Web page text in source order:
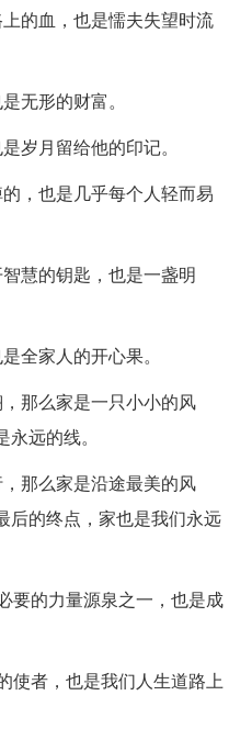
的血，也是懦夫失望时流
无形的财富。
岁月留给他的印记。
，也是几乎每个人轻而易
慧的钥匙，也是一盏明
全家人的开心果。
那么家是一只小小的风
远的线。
那么家是沿途最美的风
后的终点，家也是我们永远
要的力量源泉之一，也是成
使者，也是我们人生道路上